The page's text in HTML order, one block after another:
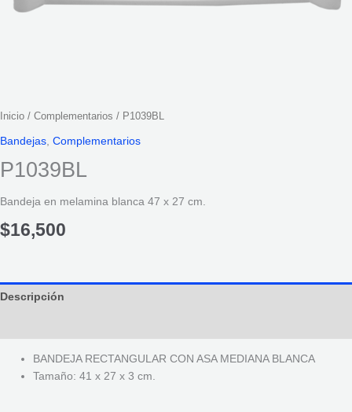
Inicio / Complementarios / P1039BL
Bandejas Complementarios
P1039BL
Bandeja en melamina blanca 47 x 27 cm.
$16,500
Descripción
BANDEJA RECTANGULAR CON ASA MEDIANA BLANCA
Tamaño: 41 x 27 x 3 cm.